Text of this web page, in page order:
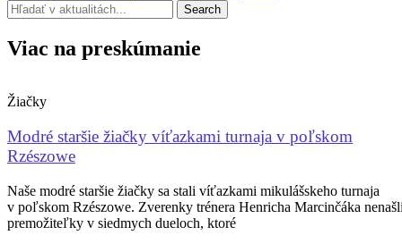
Search
Viac na preskúmanie
Žiačky
Modré staršie žiačky víťazkami turnaja v poľskom
Rzészowe
Naše modré staršie žiačky sa stali víťazkami mikulášskeho turnaja
v poľskom Rzészowe. Zverenky trénera Henricha Marcinčáka
premožiteľky v siedmych dueloch, ktoré